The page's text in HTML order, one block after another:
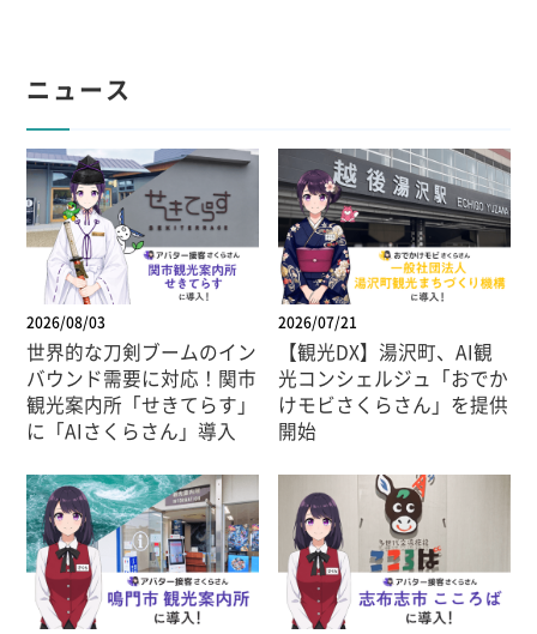
ニュース
2026/08/03
世界的な刀剣ブームのイン
バウンド需要に対応！関市
観光案内所「せきてらす」
に「AIさくらさん」導入
2026/07/21
【観光DX】湯沢町、AI観
光コンシェルジュ「おでか
けモビさくらさん」を提供
開始